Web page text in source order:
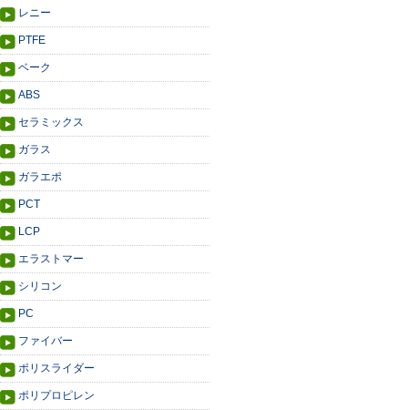
レニー
PTFE
ベーク
ABS
セラミックス
ガラス
ガラエポ
PCT
LCP
エラストマー
シリコン
PC
ファイバー
ポリスライダー
ポリプロピレン